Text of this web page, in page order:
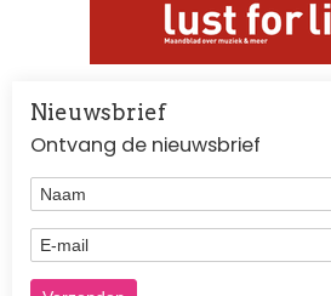
Nieuwsbrief
Ontvang de nieuwsbrief
Naam
E-mail